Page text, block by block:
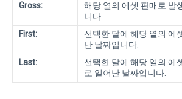
Gross:
해당 열의 에셋 판매로 발
니다.
First:
선택한 달에 해당 열의 에
난 날짜입니다.
Last:
선택한 달에 해당 열의 에
로 일어난 날짜입니다.